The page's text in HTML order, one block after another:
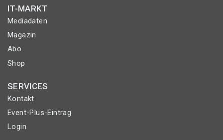
IT-MARKT
Mediadaten
Magazin
Abo
Shop
SERVICES
Kontakt
Event-Plus-Eintrag
Login